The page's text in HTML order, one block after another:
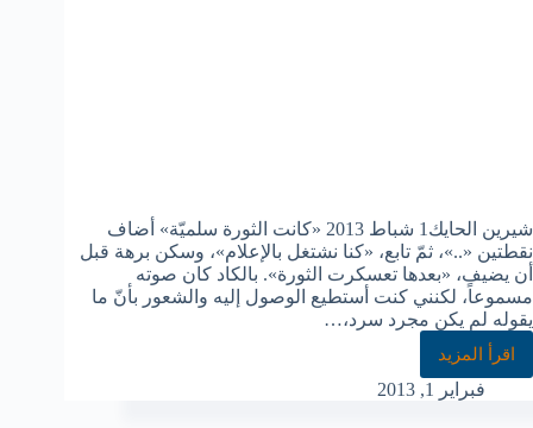
شيرين الحايك1 شباط 2013 «كانت الثورة سلميّة» أضاف
نقطتين «..»، ثمّ تابع، «كنا نشتغل بالإعلام»، وسكن برهة قبل
أن يضيف، «بعدها تعسكرت الثورة». بالكاد كان صوته
مسموعاً، لكنني كنت أستطيع الوصول إليه والشعور بأنّ ما
يقوله لم يكن مجرد سرد،…
اقرأ المزيد
فبراير 1, 2013